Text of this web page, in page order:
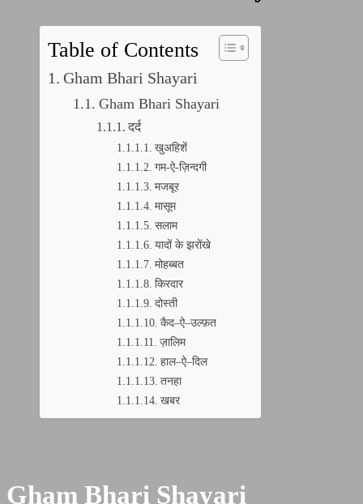
Table of Contents
Gham Bhari Shayari
Gham Bhari Shayari
दर्द
खुअहिशें
गम-ऐ-ज़िन्दगी
मजबूर
मासूम
सलाम
यादों के झरोंखे
मोहब्बत
किरदार
दोस्ती
कैद–ऐ–उल्फ़त
ज़ालिम
हाल–ऐ–दिल
तनहा
खबर
Gham Bhari Shayari